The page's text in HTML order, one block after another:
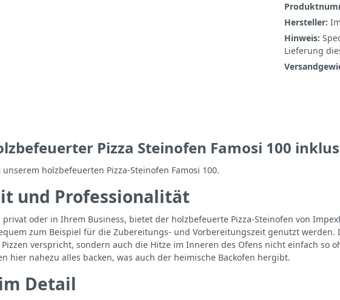
Hersteller:
Hinweis:
Lieferung
Pizza Steinofen Famosi 100
holzbefeuerten Pizza-Steinofen Famosi 100.
und Professionalität
oder in Ihrem Business, bietet der holzbefeuerte Pizza-Steinofen von
zum Beispiel für die Zubereitungs- und Vorbereitungszeit genutzt
verspricht, sondern auch die Hitze im Inneren des Ofens nicht einfach so
hier nahezu alles backen, was auch der heimische Backofen hergibt.
Detail